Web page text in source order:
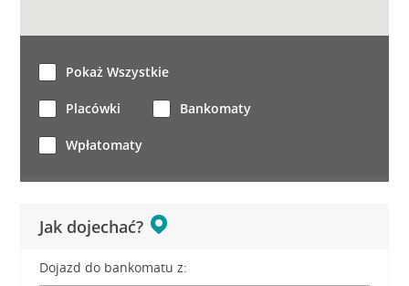
Jak dojechać?
Dojazd do bankomatu z:
Pokaż Wszystkie
Placówki Bankomaty
Wpłatomaty